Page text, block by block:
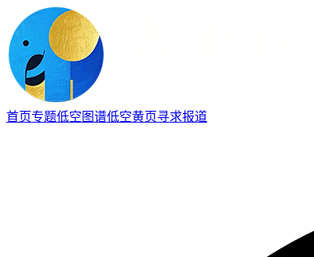
首页专题低空图谱低空黄页寻求报道